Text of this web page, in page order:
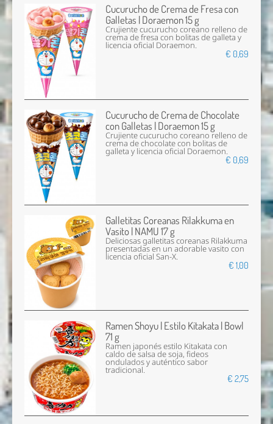
Cucurucho de Crema de Fresa con
Galletas | Doraemon 15 g
Crujiente cucurucho coreano relleno de
crema de fresa con bolitas de galleta y
licencia oficial Doraemon.
€ 0,69
Cucurucho de Crema de Chocolate
con Galletas | Doraemon 15 g
Crujiente cucurucho coreano relleno de
crema de chocolate con bolitas de
galleta y licencia oficial Doraemon.
€ 0,69
Galletitas Coreanas Rilakkuma en
Vasito | NAMU 17 g
Deliciosas galletitas coreanas Rilakkuma
presentadas en un adorable vasito con
licencia oficial San-X.
€ 1,00
Ramen Shoyu | Estilo Kitakata | Bowl
71 g
Ramen japonés estilo Kitakata con
caldo de salsa de soja, fideos
ondulados y auténtico sabor
tradicional.
€ 2,75